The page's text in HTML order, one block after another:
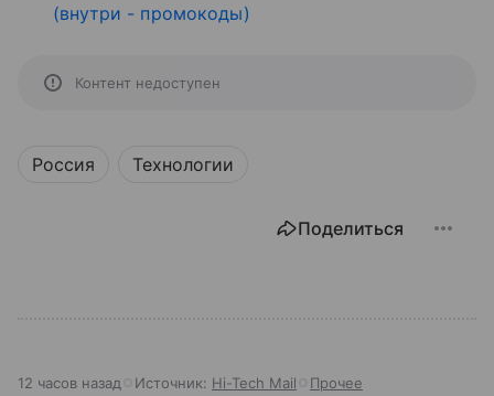
(внутри - промокоды)
Контент недоступен
Россия Технологии
Поделиться
12 часов назад Источник: Hi-Tech Mail Прочее